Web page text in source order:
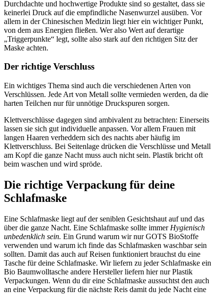
Durchdachte und hochwertige Produkte sind so gestaltet, dass sie
keinerlei Druck auf die empfindliche Nasenwurzel ausüben. Vor
allem in der Chinesischen Medizin liegt hier ein wichtiger Punkt,
von dem aus Energien fließen. Wer also Wert auf derartige
„Triggerpunkte“ legt, sollte also stark auf den richtigen Sitz der
Maske achten.
Der richtige Verschluss
Ein wichtiges Thema sind auch die verschiedenen Arten von
Verschlüssen. Jede Art von Metall sollte vermieden werden, da die
harten Teilchen nur für unnötige Druckspuren sorgen.
Klettverschlüsse dagegen sind ambivalent zu betrachten: Einerseits
lassen sie sich gut individuelle anpassen. Vor allem Frauen mit
langen Haaren verheddern sich des nachts aber häufig im
Klettverschluss. Bei Seitenlage drücken die Verschlüsse und Metall
am Kopf die ganze Nacht muss auch nicht sein. Plastik bricht oft
beim waschen und wird spröde.
Die richtige Verpackung für deine
Schlafmaske
Eine Schlafmaske liegt auf der seniblen Gesichtshaut auf und das
über die ganze Nacht. Eine Schlafmaske sollte immer Hygienisch
unbedenklich sein. Ein Grund warum wir nur GOTS BioStoffe
verwenden und warum ich finde das Schlafmasken waschbar sein
sollten. Damit das auch auf Reisen funktioniert brauchst du eine
Tasche für deine Schlafmaske. Wir liefern zu jeder Schlafmaske ein
Bio Baumwolltasche andere Hersteller liefern hier nur Plastik
Verpackungen. Wenn du dir eine Schlafmaske aussuchtst den auch
an eine Verpackung für die nächste Reis damit du jede Nacht eine